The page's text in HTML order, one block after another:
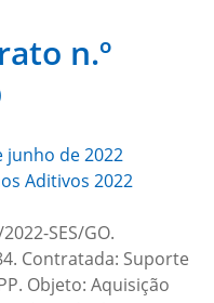
n.º
junho de 2022
Aditivos 2022
SES/GO.
Contratada: Suporte
Objeto: Aquisição